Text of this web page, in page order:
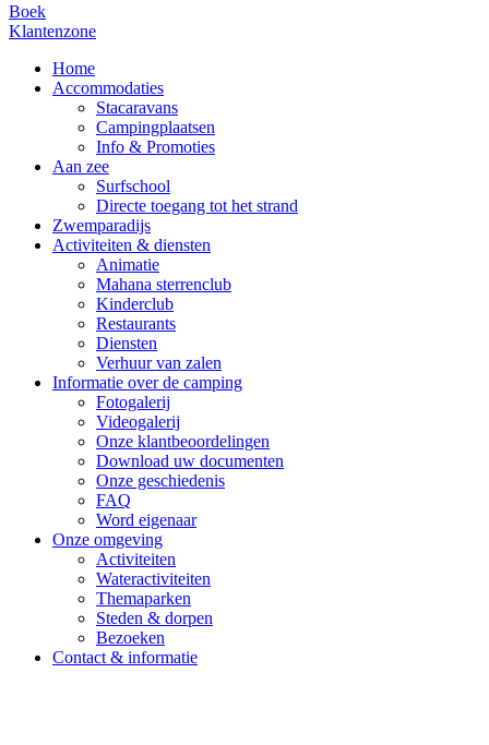
Boek
Klantenzone
Home
Accommodaties
Stacaravans
Campingplaatsen
Info & Promoties
Aan zee
Surfschool
Directe toegang tot het strand
Zwemparadijs
Activiteiten & diensten
Animatie
Mahana sterrenclub
Kinderclub
Restaurants
Diensten
Verhuur van zalen
Informatie over de camping
Fotogalerij
Videogalerij
Onze klantbeoordelingen
Download uw documenten
Onze geschiedenis
FAQ
Word eigenaar
Onze omgeving
Activiteiten
Wateractiviteiten
Themaparken
Steden & dorpen
Bezoeken
Contact & informatie